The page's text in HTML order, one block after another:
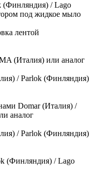
(Финляндия) / Lago
под жидкое мыло
лентой
(Италия) или аналог
/ Parlok (Финляндия)
Domar (Италия) /
аналог
/ Parlok (Финляндия)
(Финляндия) / Lago